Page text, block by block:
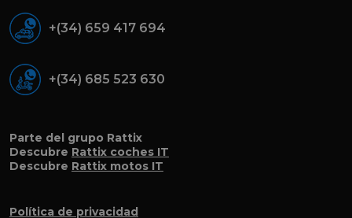
+(34) 659 417 694
+(34) 685 523 630
Parte del grupo Rattix
Descubre Rattix coches IT
Descubre Rattix motos IT
Política de privacidad